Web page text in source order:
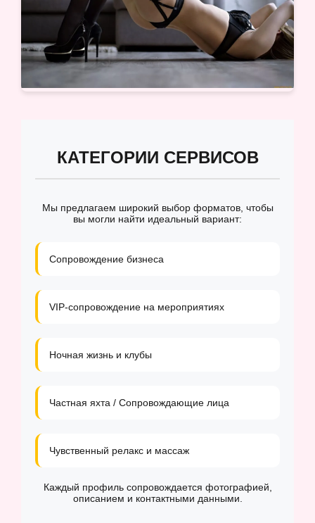
КАТЕГОРИИ СЕРВИСОВ
Мы предлагаем широкий выбор форматов, чтобы
вы могли найти идеальный вариант:
Сопровождение бизнеса
VIP-сопровождение на мероприятиях
Ночная жизнь и клубы
Частная яхта / Сопровождающие лица
Чувственный релакс и массаж
Каждый профиль сопровождается фотографией,
описанием и контактными данными.